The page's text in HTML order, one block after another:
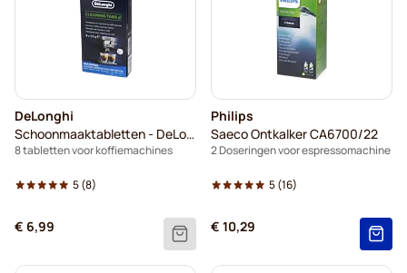
DeLonghi
Schoonmaaktabletten - DeLonghi
8 tabletten voor koffiemachines
5(8)
€ 6,99
Philips
Saeco Ontkalker CA6700/22
2 Doseringen voor espressomachine
5(16)
€ 10,29